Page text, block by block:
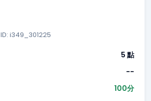
ID: i349_301225
5 點
--
100分